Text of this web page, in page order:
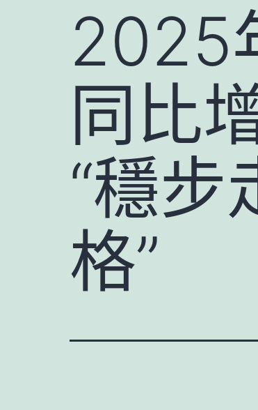
2025
同比
“穩步
格”